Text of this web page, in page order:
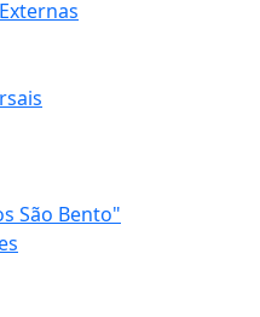
São Bento"